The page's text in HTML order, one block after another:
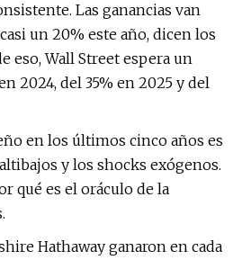
Las ganancias van
un 20% este año, dicen los
eso, Wall Street espera un
2024, del 35% en 2025 y del
en los últimos cinco años es
y los shocks exógenos.
qué es el oráculo de la
Hathaway ganaron en cada